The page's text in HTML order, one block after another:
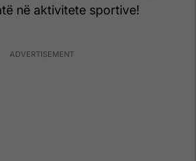
në aktivitete sportive!